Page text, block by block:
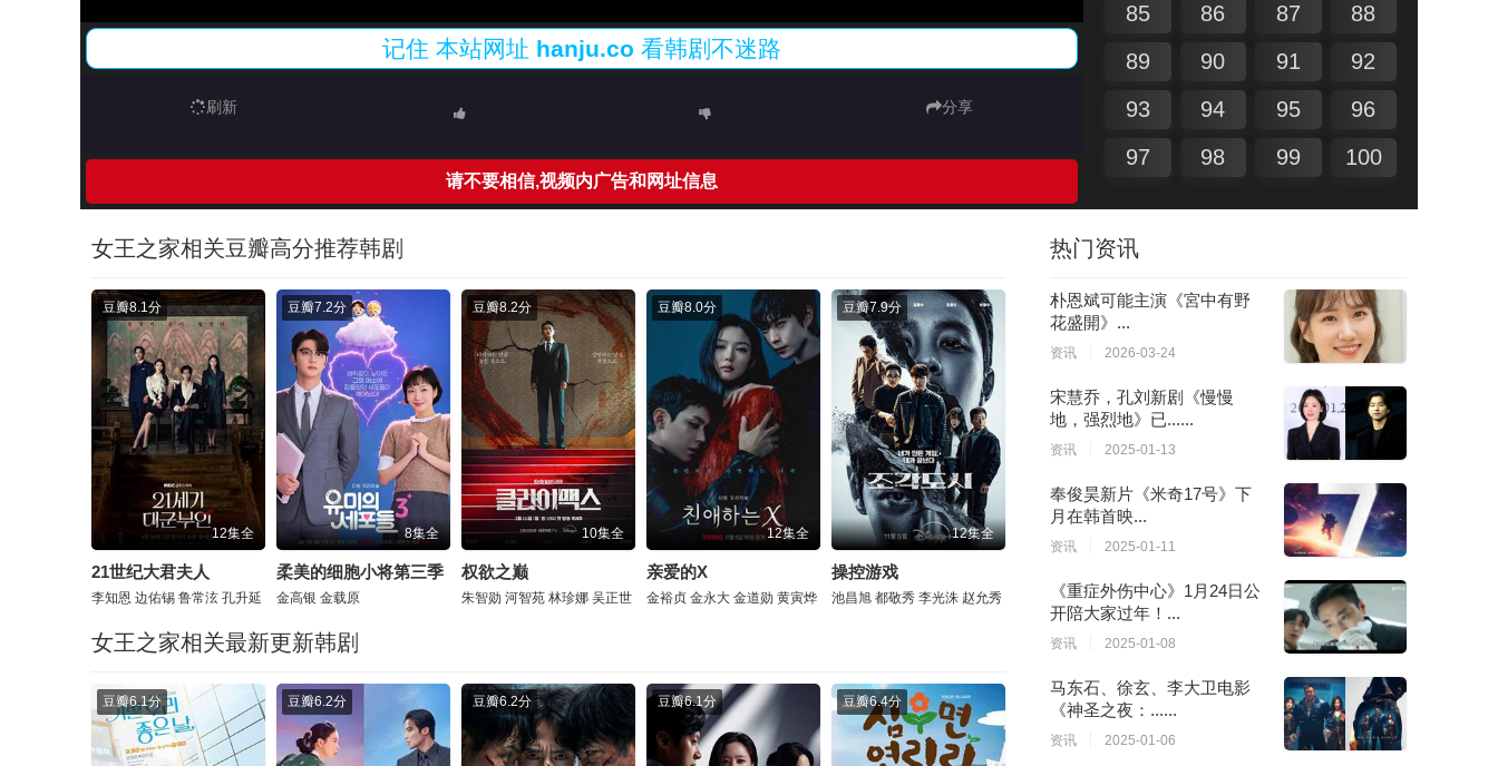
记住 本站网址 hanju.co 看韩剧不迷路
刷新 分享
请不要相信,视频内广告和网址信息
85
86 87
88
89
90 91
92
93
94 95
96
97
98 99 100
女王之家相关豆瓣高分推荐韩剧
豆瓣8.1分
12集全
21世纪大君夫人
李知恩 边佑锡 鲁常泫 孔升延
豆瓣7.2分
8集全
柔美的细胞小将第三季
金高银 金载原
豆瓣8.2分
10集全
权欲之巅
朱智勋 河智苑 林珍娜 吴正世
豆瓣8.0分
12集全
亲爱的X
金裕贞 金永大 金道勋 黄寅烨
豆瓣7.9分
12集全
操控游戏
池昌旭 都敬秀 李光洙 赵允秀
女王之家相关最新更新韩剧
豆瓣6.1分 豆瓣6.2分 豆瓣6.2分 豆瓣6.1分 豆瓣6.4分
热门资讯
朴恩斌可能主演《宮中有野
花盛開》...
资讯 2026-03-24
宋慧乔，孔刘新剧《慢慢
地，强烈地》已......
资讯 2025-01-13
奉俊昊新片《米奇17号》下
月在韩首映...
资讯 2025-01-11
《重症外伤中心》1月24日公
开陪大家过年！...
资讯 2025-01-08
马东石、徐玄、李大卫电影
《神圣之夜：......
资讯 2025-01-06